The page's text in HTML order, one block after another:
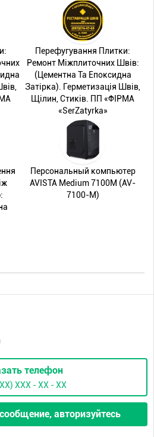
Перефугування Плитки:
Ремонт Міжплиточних Швів:
(Цементна Та Епоксидна
Затірка). Герметизація Швів,
Щілин, Стиків. ПП «ФІРМА
«SerZatyrka»
Персональный компьютер
AVISTA Medium 7100M (AV-
7100-M)
телефон
ХХХ - ХХ - ХХ
авторизуйтесь